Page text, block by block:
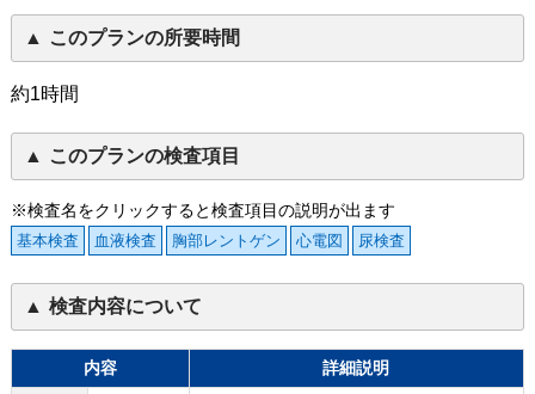
このプランの所要時間
約1時間
このプランの検査項目
※検査名をクリックすると検査項目の説明が出ます
基本検査 血液検査 胸部レントゲン 心電図 尿検査
検査内容について
内容 詳細説明